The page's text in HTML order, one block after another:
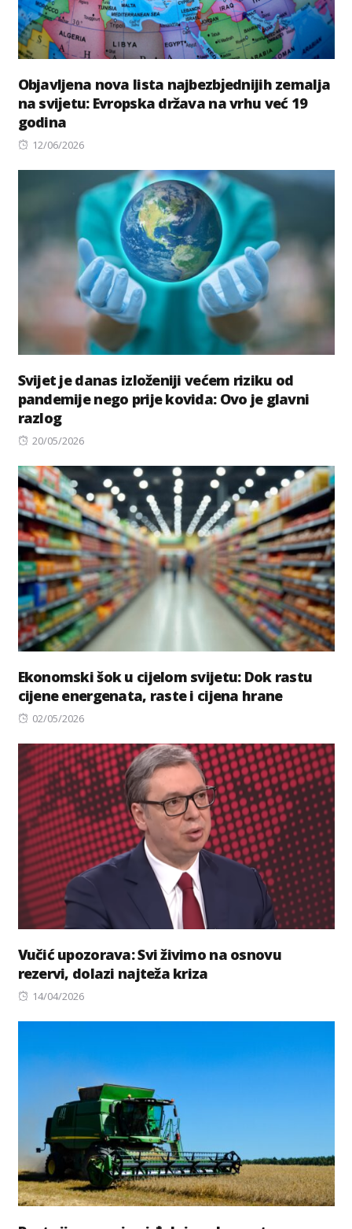
Objavljena nova lista najbezbјednijih zemalja
na sviјetu: Evropska država na vrhu već 19
godina
Posted
12/06/2026
Svijet je danas izloženiji većem riziku od
pandemije nego prije kovida: Ovo je glavni
razlog
Posted
20/05/2026
Ekonomski šok u cijelom svijetu: Dok rastu
cijene energenata, raste i cijena hrane
Posted
02/05/2026
Vučić upozorava: Svi živimo na osnovu
rezervi, dolazi najteža kriza
Posted
14/04/2026